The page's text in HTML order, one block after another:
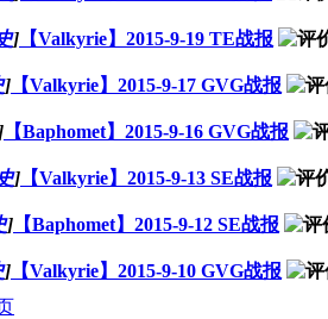
] 【Valkyrie】2015-9-19 TE战报
] 【Valkyrie】2015-9-17 GVG战报
【Baphomet】2015-9-16 GVG战报
] 【Valkyrie】2015-9-13 SE战报
] 【Baphomet】2015-9-12 SE战报
] 【Valkyrie】2015-9-10 GVG战报